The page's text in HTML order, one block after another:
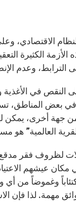
الكثيرة
النقص في الأغذية
في بعض المناطق،
جهة أخرى، يمكن
مكان عيشهم
اكتئاباً وغموضاً
مهمة. لذا فإن